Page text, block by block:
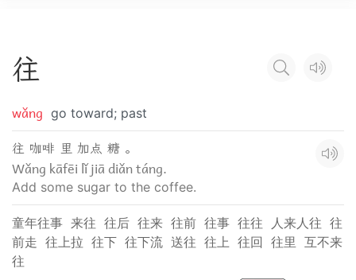
往
wǎng go toward; past
往 咖啡 里 加点 糖 。
Wǎng kāfēi lǐ jiā diǎn táng.
Add some sugar to the coffee.
童年往事 来往 往后 往来 往前 往事 往往 人来人往 往
前走 往上拉 往下 往下流 送往 往上 往回 往里 互不来
往